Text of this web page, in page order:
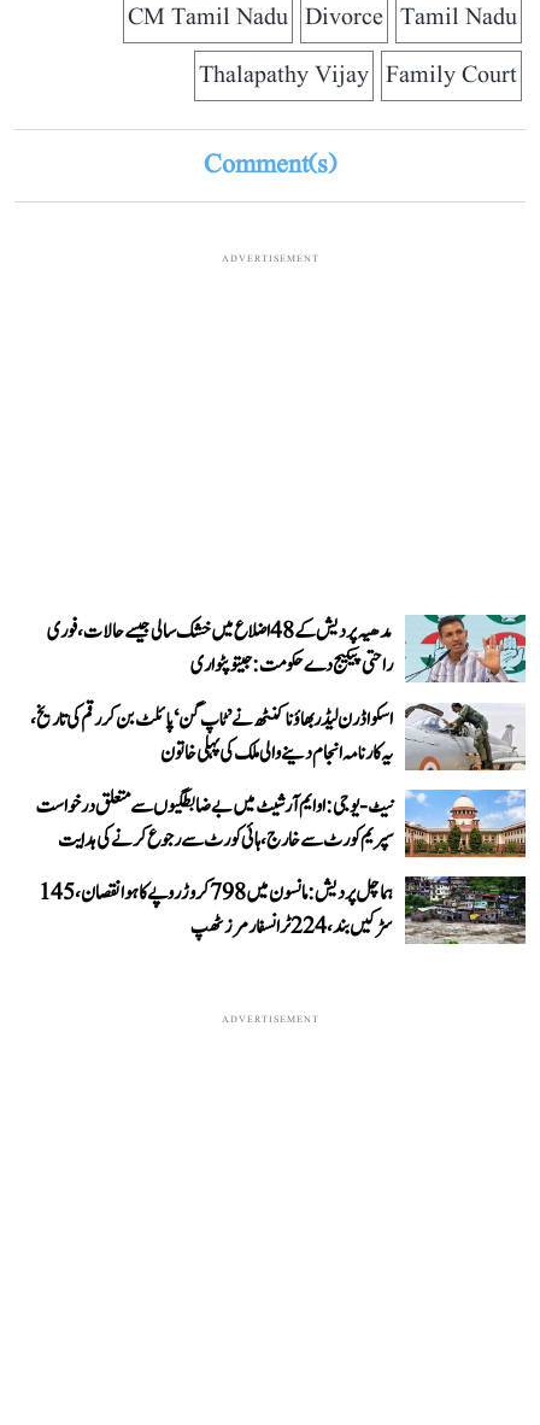
Tamil Nadu
Divorce
CM Tamil Nadu
Family Court
Thalapathy Vijay
Comment(s)
ADVERTISEMENT
مدھیہ پردیش کے 48 اضلاع میں خشک سالی جیسے حالات، فوری
راحتی پیکیج دے حکومت: جیتو پٹواری
اسکواڈرن لیڈر بھاؤنا کنٹھ نے ’ٹاپ گن‘ پائلٹ بن کر رقم کی تاریخ،
یہ کارنامہ انجام دینے والی ملک کی پہلی خاتون
نیٹ-یو جی: او ایم آر شیٹ میں بے ضابطگیوں سے متعلق درخواست
سپریم کورٹ سے خارج، ہائی کورٹ سے رجوع کرنے کی ہدایت
ہماچل پردیش: مانسون میں 798 کروڑ روپے کا ہوا نقصان، 145
سڑکیں بند، 224 ٹرانسفارمرز ٹھپ
ADVERTISEMENT